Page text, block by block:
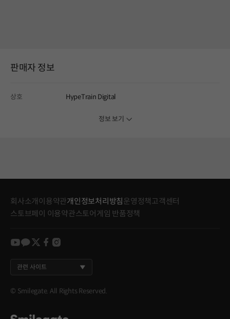
판매자 정보
상호 HypeTrain Digital
정보 보기
회사소개이용약관개인정보처리방침 운영정책고객센터
스토브페이 이용약관스토어게임 반품정책
youtube
kakao
twitter
facebook
instagram
관련 사이트
© Smilegate. All Rights Reserved.